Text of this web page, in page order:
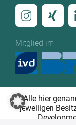
Mitglied im
Alle hier
jeweiligen